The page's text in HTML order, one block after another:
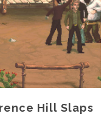
Hill Slaps